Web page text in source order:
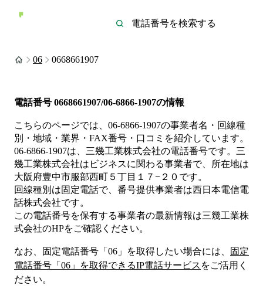
06 0668661907
電話番号 0668661907/06-6866-1907の情報
こちらのページでは、 06-6866-1907の事業者名・回線種
別・地域・業界・FAX番号・口コミを紹介しています。
06-6866-1907は、 三幾工業株式会社の電話番号です。 三
幾工業株式会社は ビジネスに関わる事業者で、所在地は
大阪府豊中市服部西町５丁目１７−２０ です。
回線種別は固定電話で、番号提供事業者は西日本電信電
話株式会社です。
この電話番号を保有する事業者の最新情報は三幾工業株
式会社のHPをご確認ください。
なお、固定電話番号「 06 」を取得したい場合には、
固定
電話番号「 06 」を取得できるIP電話サービス をご活用く
ださい。